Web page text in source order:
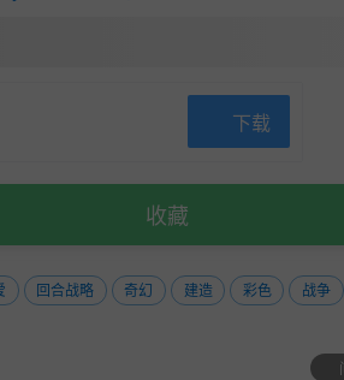
下载
收藏
回合战略 奇幻 建造 彩色
战争